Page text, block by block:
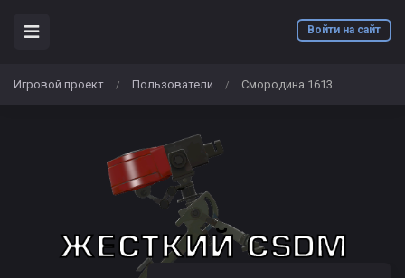
Войти на сайт
Игровой проект / Пользователи / Смородина 1613